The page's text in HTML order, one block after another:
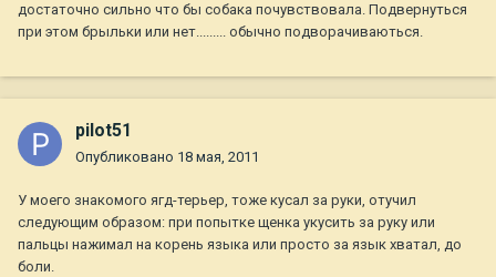
достаточно сильно что бы собака почувствовала. Подвернуться
при этом брыльки или нет......... обычно подворачиваються.
pilot51
Опубликовано 18 мая, 2011
У моего знакомого ягд-терьер, тоже кусал за руки, отучил
следующим образом: при попытке щенка укусить за руку или
пальцы нажимал на корень языка или просто за язык хватал, до
боли.